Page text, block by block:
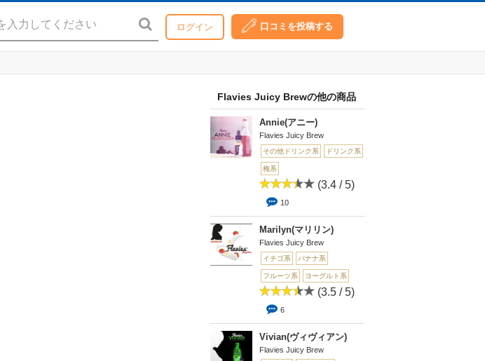
ログイン 口コミを投稿する
Flavies Juicy Brewの他の商品
Annie(アニー)
Flavies Juicy Brew
その他ドリンク系 ドリンク系
梅系
(3.4 / 5)
10
Marilyn(マリリン)
Flavies Juicy Brew
イチゴ系 バナナ系
フルーツ系 ヨーグルト系
(3.5 / 5)
6
Vivian(ヴィヴィアン)
Flavies Juicy Brew